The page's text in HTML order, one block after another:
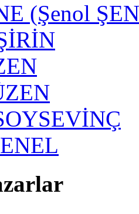
(Şenol